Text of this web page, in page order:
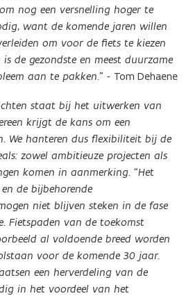
nog een versnelling hoger te
want de komende jaren willen
om voor de fiets te kiezen
de gezondste en meest duurzame
aan te pakken.” - Tom Dehaene
staat bij het uitwerken van
krijgt de kans om een
We hanteren dus flexibiliteit bij de
zowel ambitieuze projecten als
komen in aanmerking. “Het
de bijbehorende
niet blijven steken in de fase
Fietspaden van de toekomst
al voldoende breed worden
voor de komende 30 jaar.
een herverdeling van de
in het voordeel van het